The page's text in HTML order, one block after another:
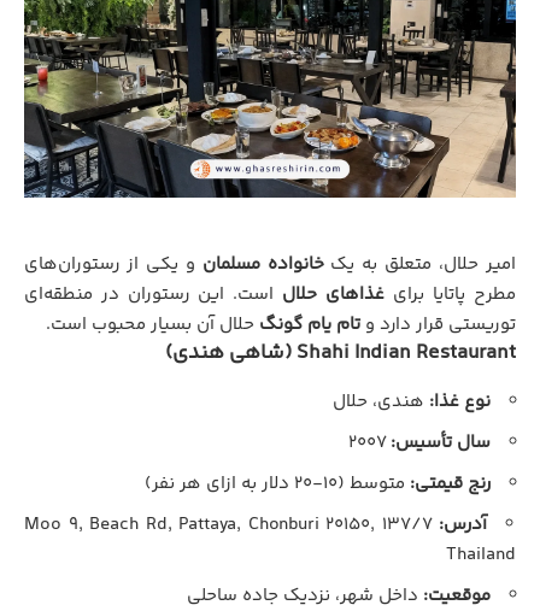
امیر حلال، متعلق به یکخانواده مسلمان و یکی از رستوران‌های
مطرح پاتایا برای غذاهای حلال است. این رستوران در منطقه‌ای
توریستی قرار دارد و تام یام گونگ حلال آن بسیار محبوب است.
Shahi Indian Restaurant (شاهی هندی)
نوع غذا: هندی، حلال
سال تأسیس:۲۰۰۷
رنج قیمتی: متوسط (۱۰-۲۰ دلار به ازای هر نفر)
آدرس:
۱۳۷/۷ Moo ۹, Beach Rd, Pattaya, Chonburi ۲۰۱۵۰,
Thailand
موقعیت: داخل شهر، نزدیک جاده ساحلی